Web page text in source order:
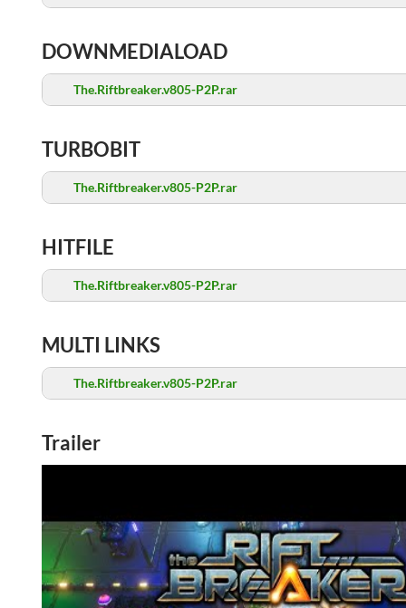
DOWNMEDIALOAD
The.Riftbreaker.v805-P2P.rar
TURBOBIT
The.Riftbreaker.v805-P2P.rar
HITFILE
The.Riftbreaker.v805-P2P.rar
MULTI LINKS
The.Riftbreaker.v805-P2P.rar
Trailer